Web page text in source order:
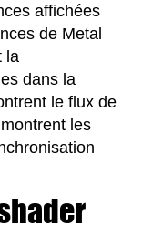
affichées
de Metal
la
dans la
le flux de
les